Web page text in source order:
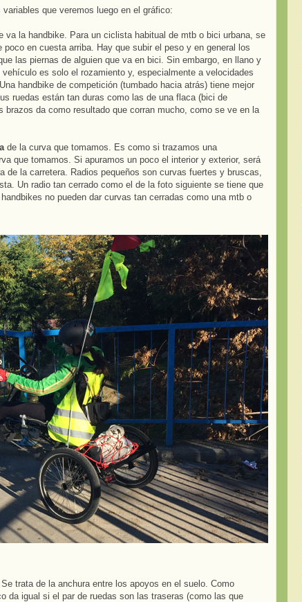
que veremos luego en el gráfico:
va la handbike. Para un ciclista habitual de mtb o bici urbana, se
poco en cuesta arriba. Hay que subir el peso y en general los
las piernas de alguien que va en bici. Sin embargo, en llano y
es solo el rozamiento y, especialmente a velocidades
handbike de competición (tumbado hacia atrás) tiene mejor
ruedas están tan duras como las de una flaca (bici de
brazos da como resultado que corran mucho, como se ve en la
de la curva que tomamos. Es como si trazamos una
que tomamos. Si apuramos un poco el interior y exterior, será
de la carretera. Radios pequeños son curvas fuertes y bruscas,
Un radio tan cerrado como el de la foto siguiente se tiene que
no pueden dar curvas tan cerradas como una mtb o
trata de la anchura entre los apoyos en el suelo. Como
da igual si el par de ruedas son las traseras (como las que